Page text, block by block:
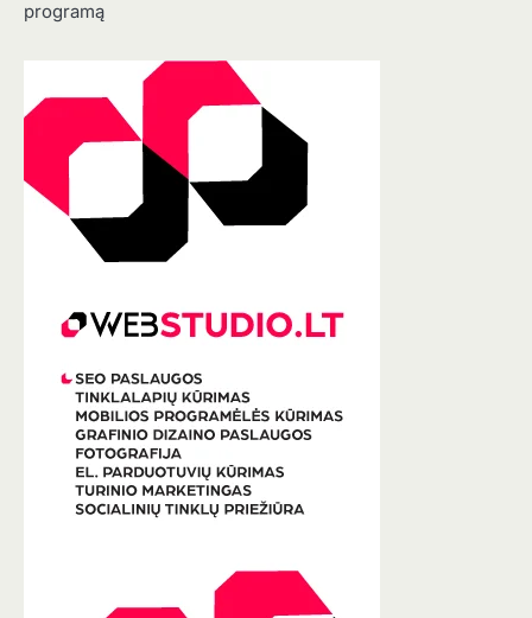
programą